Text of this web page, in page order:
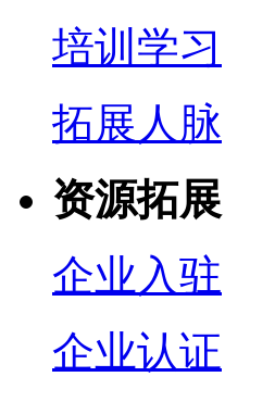
培训学习
拓展人脉
资源拓展
企业入驻
企业认证